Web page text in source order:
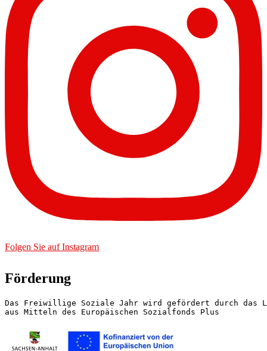
Folgen Sie auf Instagram
Förderung
Das Freiwillige Soziale Jahr wird gefördert durch das
aus Mitteln des Europäischen Sozialfonds Plus